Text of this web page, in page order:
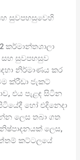
සහ සුවපහසුවෙහි
කර්මාන්තශාලා
සහ සුවපහසුව
නිර්මාණය කර
ක්රීඩා ජැකට්
එය පැළඳ සිටින
හෝ එදිනෙදා
ලෙස තබා ගත
ලෙස,
කට්ටලයේ